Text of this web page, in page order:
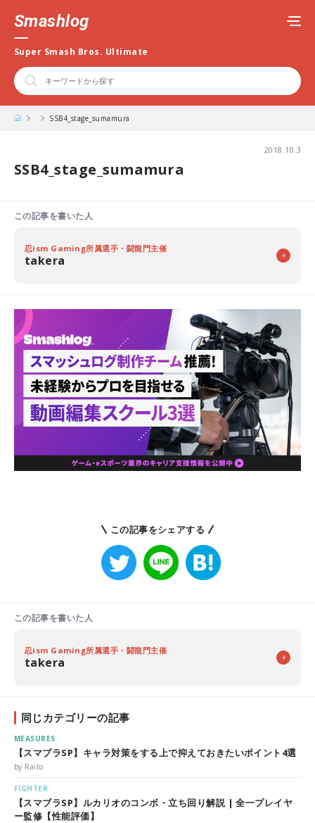
Smashlog
Super Smash Bros. Ultimate
SSB4_stage_sumamura
2018.10.3
SSB4_stage_sumamura
この記事を書いた人
忍ism Gaming所属選手・闘龍門主催
takera
この記事をシェアする
この記事を書いた人
忍ism Gaming所属選手・闘龍門主催
takera
同じカテゴリーの記事
MEASURES
【スマブラSP】キャラ対策をする上で抑えておきたいポイント4選
by Raito
FIGHTER
【スマブラSP】ルカリオのコンボ・立ち回り解説 | 全一プレイヤ
ー監修【性能評価】